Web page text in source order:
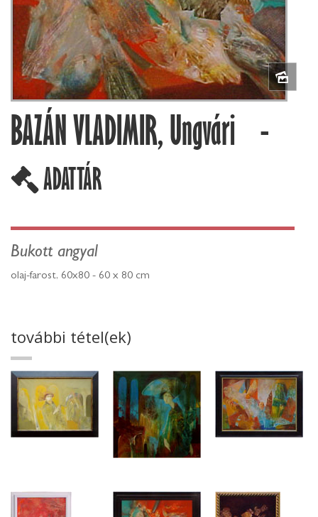
BAZÁN VLADIMIR, Ungvári -
ADATTÁR
Bukott angyal
olaj-farost, 60x80 - 60 x 80 cm
további tétel(ek)